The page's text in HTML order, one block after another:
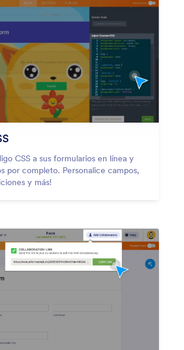
CSS a sus formularios en línea y
por completo. Personalice campos,
y más!